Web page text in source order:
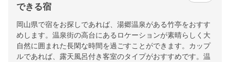
できる宿
岡山県で宿をお探しであれば、湯郷温泉がある竹亭をおすす
めします。温泉街の高台にあるロケーションが素晴らしく大
自然に囲まれた長閑な時間を過ごすことができます。カップ
ルであれば、露天風呂付き客室のタイプがおすすめです。温